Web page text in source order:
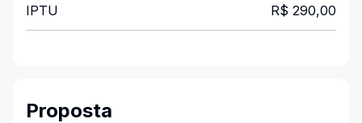
IPTU R$ 290,00
Proposta